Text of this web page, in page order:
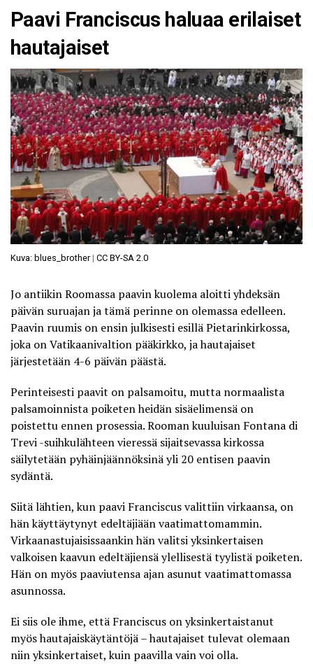
Paavi Franciscus haluaa erilaiset
hautajaiset
Kuva: blues_brother| CC BY-SA 2.0
Jo antiikin Roomassa paavin kuolema aloitti yhdeksän
päivän suruajan ja tämä perinne on olemassa edelleen.
Paavin ruumis on ensin julkisesti esillä Pietarinkirkossa,
joka on Vatikaanivaltion pääkirkko, ja hautajaiset
järjestetään 4-6 päivän päästä.
Perinteisesti paavit on palsamoitu, mutta normaalista
palsamoinnista poiketen heidän sisäelimensä on
poistettu ennen prosessia. Roomankuuluisan Fontana di
Trevi -suihkulähteenvieressä sijaitsevassa kirkossa
säilytetään pyhäinjäännöksinä yli 20 entisen paavin
sydäntä.
Siitä lähtien, kun paavi Franciscus valittiin virkaansa, on
hän käyttäytynyt edeltäjiään vaatimattomammin.
Virkaanastujaisissaankin hän valitsi yksinkertaisen
valkoisen kaavun edeltäjiensä ylellisestä tyylistä poiketen.
Hän on myös paaviutensa ajan asunut vaatimattomassa
asunnossa.
Ei siis ole ihme, että Franciscus on yksinkertaistanut
myös hautajaiskäytäntöjä– hautajaiset tulevat olemaan
niin yksinkertaiset, kuin paavilla vain voi olla.